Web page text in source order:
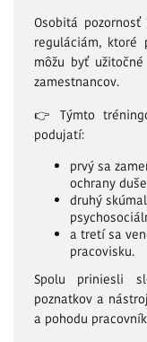
Osobitá
reguláciám, ktoré
môžu byť
zamestnancov.
👉 Týmto
podujatí:
prvý sa
ochrany
druhý
a tretí sa
pracovisku.
Spolu priniesli
poznatkov a
a pohodu